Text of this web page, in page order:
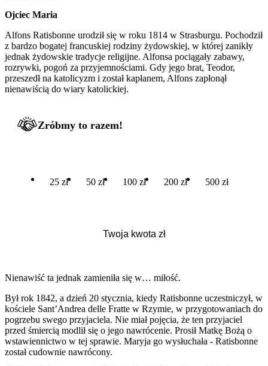
Ojciec Maria
Alfons Ratisbonne urodził się w roku 1814 w Strasburgu. Pochodził
z bardzo bogatej francuskiej rodziny żydowskiej, w której zanikły
jednak żydowskie tradycje religijne. Alfonsa pociągały zabawy,
rozrywki, pogoń za przyjemnościami. Gdy jego brat, Teodor,
przeszedł na katolicyzm i został kapłanem, Alfons zapłonął
nienawiścią do wiary katolickiej.
Zróbmy to razem!
25 zł 50 zł 100 zł 200 zł 500 zł
Nienawiść ta jednak zamieniła się w… miłość.
Był rok 1842, a dzień 20 stycznia, kiedy Ratisbonne uczestniczył, w
kościele Sant’Andrea delle Fratte w Rzymie, w przygotowaniach do
pogrzebu swego przyjaciela. Nie miał pojęcia, że ten przyjaciel
przed śmiercią modlił się o jego nawrócenie. Prosił Matkę Bożą o
wstawiennictwo w tej sprawie. Maryja go wysłuchała - Ratisbonne
został cudownie nawrócony.